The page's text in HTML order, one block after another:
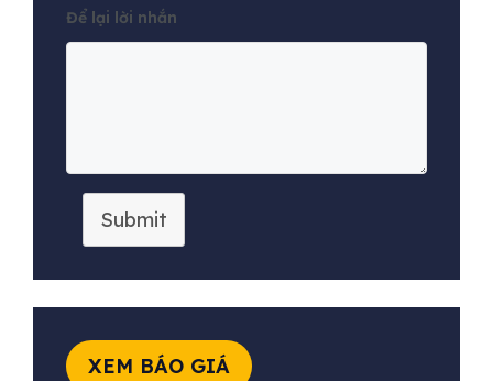
Để lại lời nhắn
Submit
XEM BÁO GIÁ